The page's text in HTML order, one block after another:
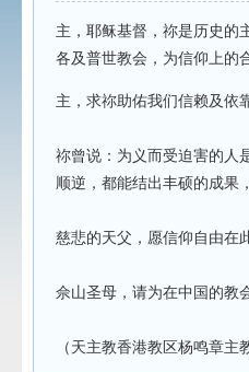
主，耶稣基督，祢是历史的
各及普世教会，为信仰上的
主，求祢助佑我们信赖及依
祢曾说：为义而受迫害的人
顺逆，都能结出丰硕的成果
慈悲的天父，愿信仰自由在
佘山圣母，请为在中国的教
（天主教香港教区杨鸣章主